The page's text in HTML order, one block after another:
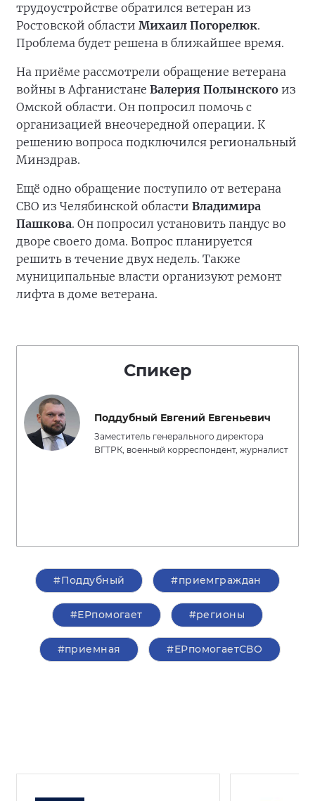
трудоустройстве обратился ветеран из
Ростовской области Михаил Погорелюк.
Проблема будет решена в ближайшее время.
На приёме рассмотрели обращение ветерана
войны в Афганистане Валерия Полынского из
Омской области. Он попросил помочь с
организацией внеочередной операции. К
решению вопроса подключился региональный
Минздрав.
Ещё одно обращение поступило от ветерана
СВО из Челябинской области Владимира
Пашкова. Он попросил установить пандус во
дворе своего дома. Вопрос планируется
решить в течение двух недель. Также
муниципальные власти организуют ремонт
лифта в доме ветерана.
Спикер
Поддубный Евгений Евгеньевич
Заместитель генерального директора
ВГТРК, военный корреспондент, журналист
#Поддубный #приемграждан
#ЕРпомогает #регионы
#приемная #ЕРпомогаетСВО